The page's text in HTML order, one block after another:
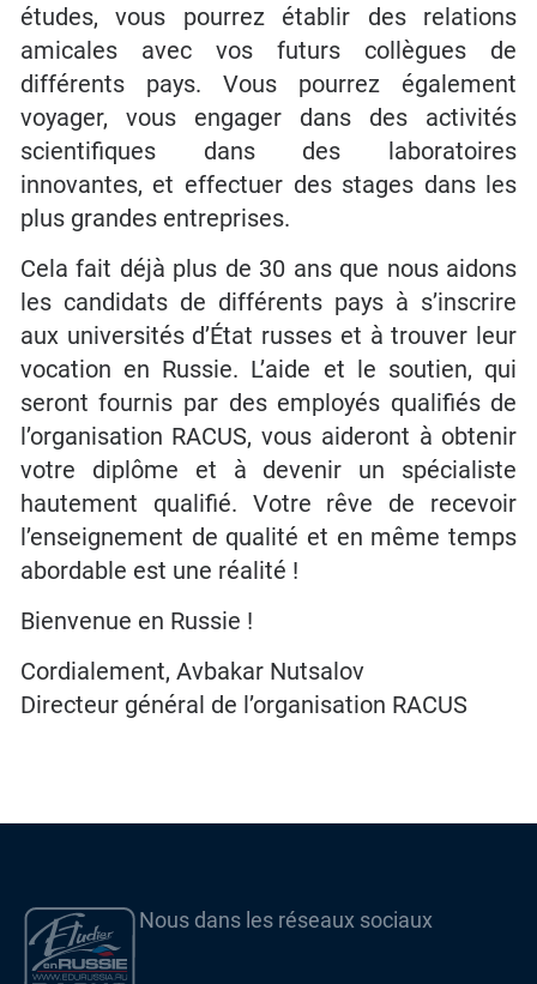
études, vous pourrez établir des relations
amicales avec vos futurs collègues de
différents pays. Vous pourrez également
voyager, vous engager dans des activités
scientifiques dans des laboratoires
innovantes, et effectuer des stages dans les
plus grandes entreprises.
Cela fait déjà plus de 30 ans que nous aidons
les candidats de différents pays à s’inscrire
aux universités d’État russes et à trouver leur
vocation en Russie. L’aide et le soutien, qui
seront fournis par des employés qualifiés de
l’organisation RACUS, vous aideront à obtenir
votre diplôme et à devenir un spécialiste
hautement qualifié. Votre rêve de recevoir
l’enseignement de qualité et en même temps
abordable est une réalité !
Bienvenue en Russie !
Cordialement, Avbakar Nutsalov
Directeur général de l’organisation RACUS
Nous dans les réseaux sociaux